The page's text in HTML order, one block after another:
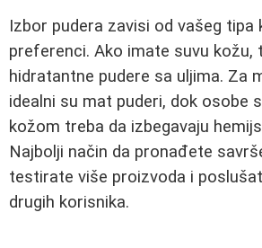
Izbor pudera zavisi od vašeg tipa
preferenci. Ako imate suvu kožu,
hidratantne pudere sa uljima. Za
idealni su mat puderi, dok osobe
kožom treba da izbegavaju
Najbolji način da pronađete
testirate više proizvoda i
drugih korisnika.